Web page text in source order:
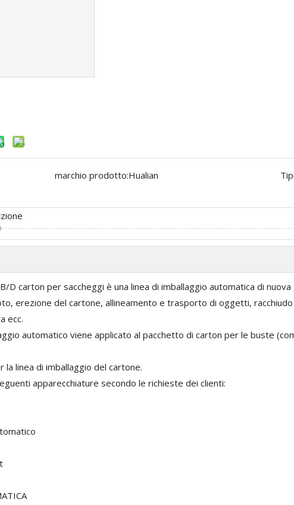
marchio prodotto:Hualian
D carton per saccheggi è una linea di imballaggio automatica di
erezione del cartone, allineamento e trasporto di oggetti,
ecc.
automatico viene applicato al pacchetto di carton per le buste
linea di imballaggio del cartone.
apparecchiature secondo le richieste dei clienti: